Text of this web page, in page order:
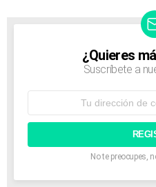
NEWSLETTER¿Quieres
Suscríbete a
correo
No te preocupes,